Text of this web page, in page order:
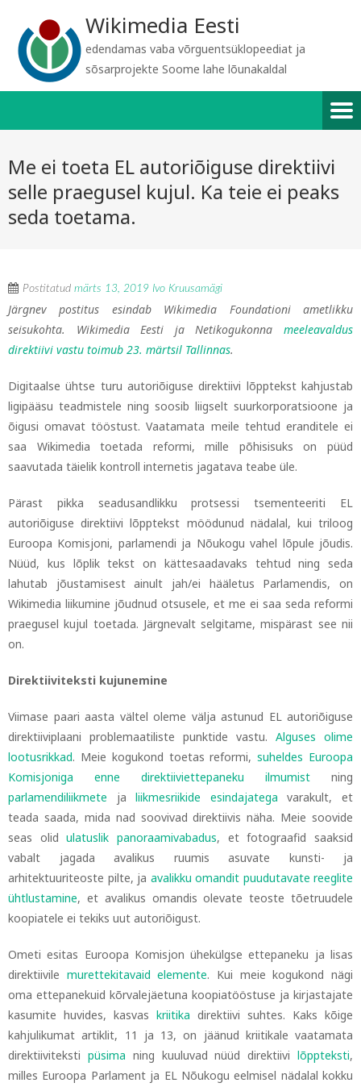
Wikimedia Eesti
edendamas vaba võrguentsüklopeediat ja
sõsarprojekte Soome lahe lõunakaldal
Me ei toeta EL autoriõiguse direktiivi
selle praegusel kujul. Ka teie ei peaks
seda toetama.
Postitatud märts 13, 2019 Ivo Kruusamägi
Järgnev postitus esindab Wikimedia Foundationi ametlikku
seisukohta. Wikimedia Eesti ja Netikogukonna meeleavaldus
direktiivi vastu toimub 23. märtsil Tallinnas.
Digitaalse ühtse turu autoriõiguse direktiivi lõpptekst kahjustab
ligipääsu teadmistele ning soosib liigselt suurkorporatsioone ja
õigusi omavat tööstust. Vaatamata meile tehtud eranditele ei
saa Wikimedia toetada reformi, mille põhisisuks on püüd
saavutada täielik kontroll internetis jagatava teabe üle.
Pärast pikka seadusandlikku protsessi tsementeeriti EL
autoriõiguse direktiivi lõpptekst möödunud nädalal, kui triloog
Euroopa Komisjoni, parlamendi ja Nõukogu vahel lõpule jõudis.
Nüüd, kus lõplik tekst on kättesaadavaks tehtud ning seda
lahutab jõustamisest ainult jah/ei hääletus Parlamendis, on
Wikimedia liikumine jõudnud otsusele, et me ei saa seda reformi
praegusel kujul toetada. Järgnevalt selgitame, mispärast see nii
on.
Direktiiviteksti kujunemine
Viimase paari aasta vältel oleme välja astunud EL autoriõiguse
direktiiviplaani problemaatiliste punktide vastu. Alguses olime
lootusrikkad. Meie kogukond toetas reformi,suheldes Euroopa
Komisjoniga enne direktiiviettepaneku ilmumist
ning
parlamendiliikmete
jaliikmesriikide esindajatega
varakult, et
teada saada, mida nad soovivad direktiivis näha. Meie soovide
seas olidulatuslik panoraamivabadus, et fotograafid saaksid
vabalt jagada avalikus ruumis asuvate kunsti- ja
arhitektuuriteoste pilte, ja avalikku omandit puudutavate reeglite
ühtlustamine, et avalikus omandis olevate teoste tõetruudele
koopiatele ei tekiks uut autoriõigust.
Ometi esitas Euroopa Komisjon ühekülgse ettepaneku ja lisas
direktiivile murettekitavaid elemente. Kui meie kogukond nägi
oma ettepanekuid kõrvalejäetuna koopiatööstuse ja kirjastajate
kasumite huvides, kasvas kriitika direktiivi suhtes. Kaks kõige
kahjulikumat artiklit, 11 ja 13, on jäänud kriitikale vaatamata
direktiiviteksti püsima ning kuuluvad nüüd direktiivilõppteksti,
milles Euroopa Parlament ja EL Nõukogu eelmisel nädalal kokku